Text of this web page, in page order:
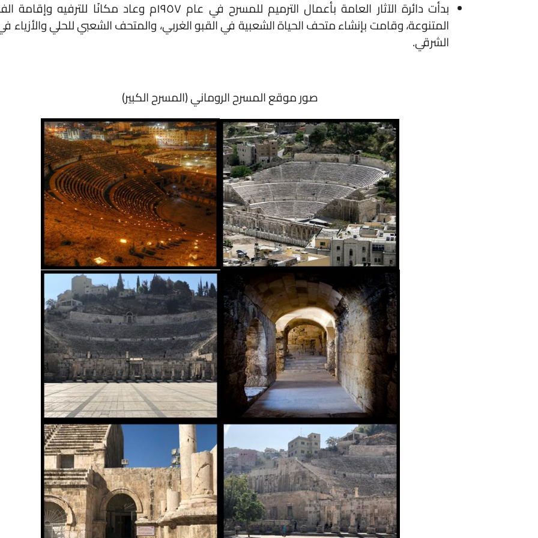
بدأت دائرة الآثار العامة بأعمال الترميم للمسرح في عام ١٩٥٧م وعاد مكانًا للترفيه وإقامة
المتنوعة، وقامت بإنشاء متحف الحياة الشعبية في القبو الغربي، والمتحف الشعبي للحلي والأزياء في
الشرقي.
صور موقع المسرح الروماني (المسرح الكبير)